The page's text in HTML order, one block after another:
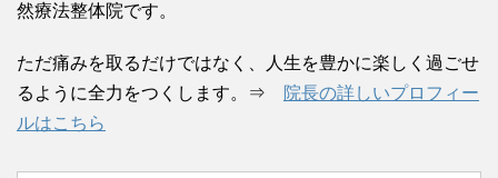
然療法整体院です。
ただ痛みを取るだけではなく、人生を豊かに楽しく過ごせ
るように全力をつくします。⇒
院長の詳しいプロフィー
ルはこちら